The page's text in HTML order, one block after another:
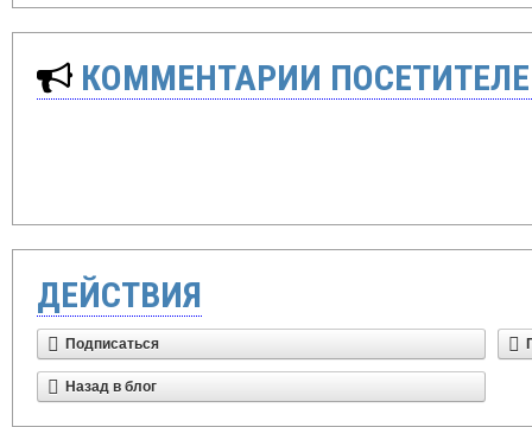
КОММЕНТАРИИ
ДЕЙСТВИЯ
Подписаться
Назад в блог